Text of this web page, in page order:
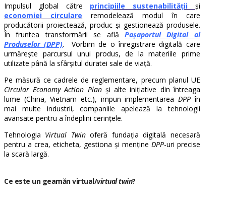
Impulsul global către principiile sustenabilității
și
economiei circulare remodelează modul în care
producătorii proiectează, produc și gestionează produsele.
În fruntea transformării se află Pașaportul Digital al
Produselor (DPP). Vorbim de o înregistrare digitală care
urmărește parcursul unui produs, de la materiile prime
utilizate până la sfârșitul duratei sale de viață.
Pe măsură ce cadrele de reglementare, precum planul UE
Circular Economy Action Planși alte inițiative din întreaga
lume (China, Vietnam etc.), impun implementareaDPP în
mai multe industrii, companiile apelează la tehnologii
avansate pentru a îndeplini cerințele.
Tehnologia Virtual Twinoferă fundația digitală necesară
pentru a crea, eticheta, gestiona și menține DPP-uri precise
la scară largă.
Ce este un geamăn virtual/virtual twin?